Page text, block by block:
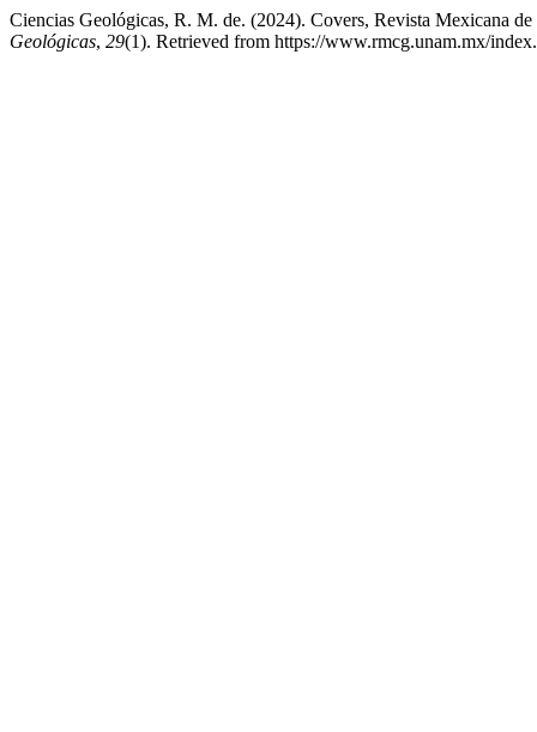
Ciencias Geológicas, R. M. de. (2024). Covers, Revista Mexicana
Geológicas, 29(1). Retrieved from https://www.rmcg.unam.mx/